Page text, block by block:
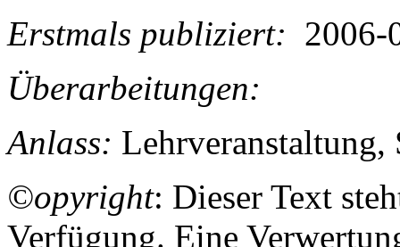
Erstmals publiziert: 2006-
Überarbeitungen:
Anlass: Lehrveranstaltung,
©opyright: Dieser Text
Verfügung. Eine